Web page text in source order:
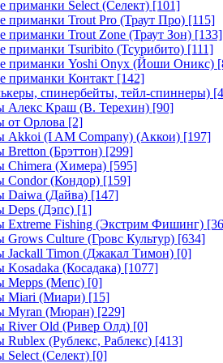
приманки Select (Селект) [101]
приманки Trout Pro (Траут Про) [115]
приманки Trout Zone (Траут Зон) [133]
приманки Tsuribito (Тсурибито) [111]
приманки Yoshi Onyx (Йоши Оникс)
приманки Контакт [142]
спинербейты, тейл-спиннеры)
Алекс Краш (В. Терехин) [90]
от Орлова [2]
Akkoi (I AM Company) (Аккои) [197]
Bretton (Брэттон) [299]
Chimera (Химера) [595]
Condor (Кондор) [159]
Daiwa (Дайва) [147]
Deps (Дэпс) [1]
Extreme Fishing (Экстрим Фишинг)
Grows Culture (Гровс Культур) [634]
Jackall Timon (Джакал Тимон) [0]
Kosadaka (Косадака) [1077]
Mepps (Мепс) [0]
Miari (Миари) [15]
Myran (Мюран) [229]
River Old (Ривер Олд) [0]
Rublex (Рублекс, Раблекс) [413]
Select (Селект) [0]